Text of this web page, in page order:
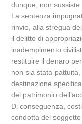
dunque, non sussiste.
La sentenza
rinvio, alla stregua
il delitto di
inadempimento
restituire il denaro
non sia stata
destinazione
del patrimonio
Di conseguenza,
condotta del